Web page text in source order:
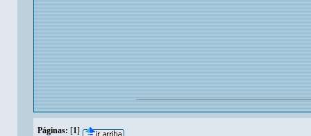
Páginas: [1]